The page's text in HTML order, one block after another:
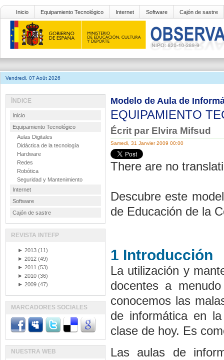
Inicio Equipamiento Tecnológico Internet Software Cajón de sastre
Vendredi, 07 Août 2026
Modelo de Aula de
EQUIPAMIENTO
Écrit par Elvira Mifsud
Samedi, 31 Janvier 2009 00:00
There are no
Descubre este
de Educación de la
1 Introducción
La utilización y
docentes a
conocemos las
de informática en
clase de hoy. Es
Las aulas de
ÍNDICE
Inicio
Equipamiento Tecnológico
Aulas Digitales
Didáctica de la tecnología
Hardware
Redes
Robótica
Seguridad y Mantenimiento
Internet
Software
Cajón de sastre
REVISTA INTEFP
► 2013 (11)
► 2012 (49)
► 2011 (53)
► 2010 (36)
► 2009 (47)
MARCADORES SOCIALES
NUESTRA WEB